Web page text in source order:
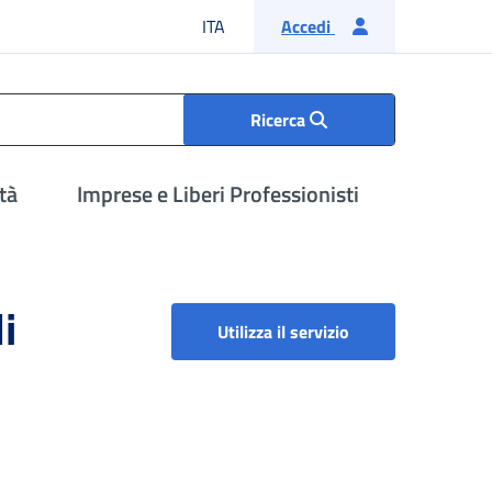
ITA Lingua italiana
Accedi
Ricerca
Imprese e Liberi Professionisti
Utilizza il servizio